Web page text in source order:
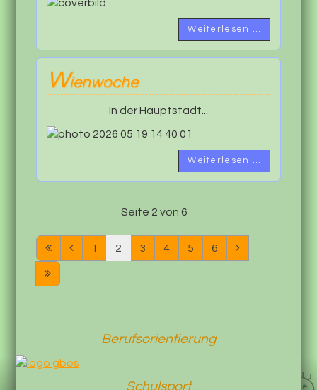
Weiterlesen …
Wienwoche
In der Hauptstadt...
Weiterlesen …
Seite 2 von 6
1 2 3 4 5 6
Berufsorientierung
Schulsport